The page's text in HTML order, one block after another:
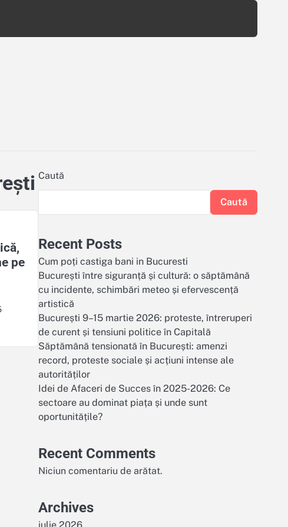
pe
Caută
Caută
Recent Posts
Cum poți castiga bani in Bucuresti
București între siguranță și cultură: o săptămână
cu incidente, schimbări meteo și efervescență
artistică
București 9–15 martie 2026: proteste, întreruperi
de curent și tensiuni politice în Capitală
Săptămână tensionată în București: amenzi
record, proteste sociale și acțiuni intense ale
autorităților
Idei de Afaceri de Succes în 2025-2026: Ce
sectoare au dominat piața și unde sunt
oportunitățile?
Recent Comments
Niciun comentariu de arătat.
Archives